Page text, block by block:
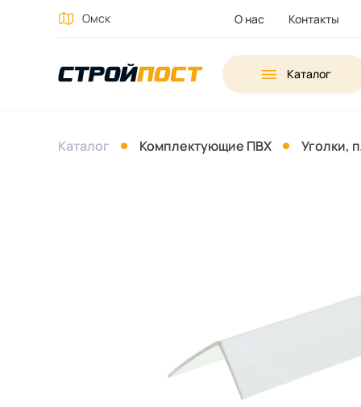
Каталог
Омск О нас Контакты
Каталог Комплектующие ПВХ Уголки,